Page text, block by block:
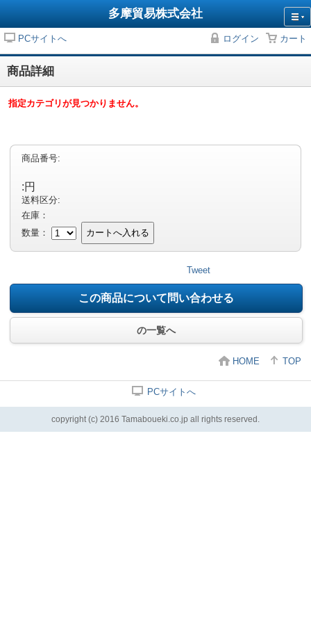
多摩貿易株式会社
PCサイトへ ログイン カート
商品詳細
指定カテゴリが見つかりません。
商品番号:
:円
送料区分:
在庫：
数量：
カートへ入れる
Tweet
この商品について問い合わせる
の一覧へ
HOME TOP
PCサイトへ
copyright (c) 2016 Tamaboueki.co.jp all rights reserved.